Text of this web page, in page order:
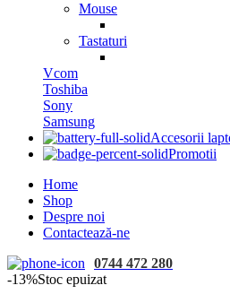
Mouse
Tastaturi
Vcom
Toshiba
Sony
Samsung
Accesorii
Promotii
Home
Shop
Despre noi
Contactează-ne
0744 472 280
-13%Stoc epuizat